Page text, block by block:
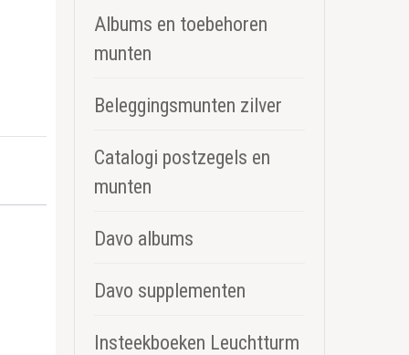
Albums en toebehoren
munten
Beleggingsmunten zilver
Catalogi postzegels en
munten
Davo albums
Davo supplementen
Insteekboeken Leuchtturm